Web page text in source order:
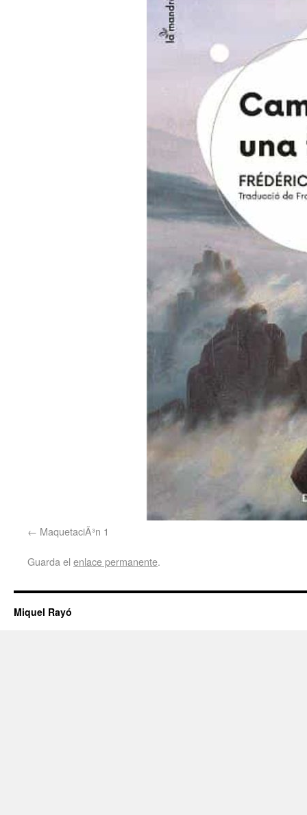
MaquetaciÃ³n 1
Guarda el enlace permanente.
Miquel Rayó